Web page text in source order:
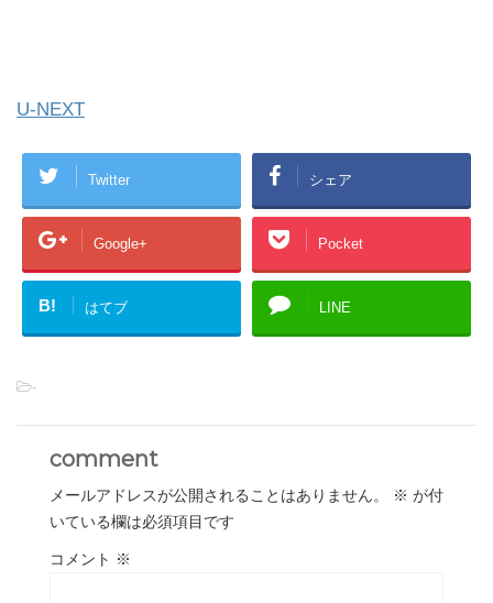
U-NEXT
Twitter シェア
Google+ Pocket
B! はてブ LINE
-
comment
メールアドレスが公開されることはありません。 ※ が付
いている欄は必須項目です
コメント ※